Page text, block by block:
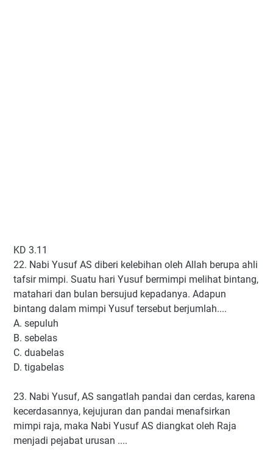
KD 3.11
22. Nabi Yusuf AS diberi kelebihan oleh Allah berupa ahli
tafsir mimpi. Suatu hari Yusuf bermimpi melihat bintang,
matahari dan bulan bersujud kepadanya. Adapun
bintang dalam mimpi Yusuf tersebut berjumlah....
A. sepuluh
B. sebelas
C. duabelas
D. tigabelas
23. Nabi Yusuf, AS sangatlah pandai dan cerdas, karena
kecerdasannya, kejujuran dan pandai menafsirkan
mimpi raja, maka Nabi Yusuf AS diangkat oleh Raja
menjadi pejabat urusan ....